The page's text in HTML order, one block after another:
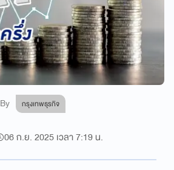
By กรุงเทพธุรกิจ
06 ก.ย. 2025 เวลา 7:19 น.